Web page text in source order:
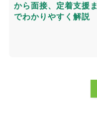
から面接、定着支援ま
でわかりやすく解説